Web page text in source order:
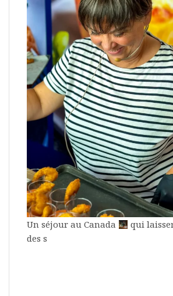
Un séjour au Canada
qui
des s